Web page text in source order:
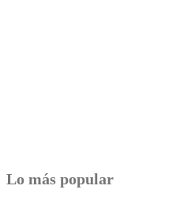
Lo más popular